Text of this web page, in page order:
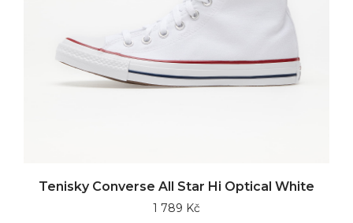
Tenisky Converse All Star Hi Optical White
1 789 Kč